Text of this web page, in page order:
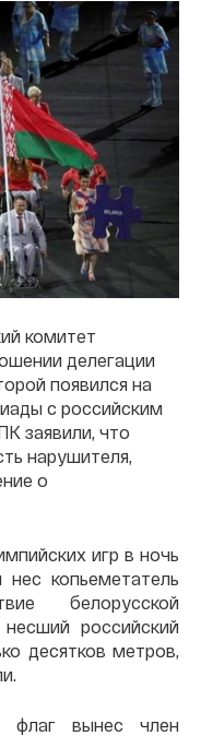
комитет
делегации
появился на
с российским
заявили, что
нарушителя,
о
игр в ночь
копьеметатель
белорусской
российский
десятков метров,
флаг вынес член